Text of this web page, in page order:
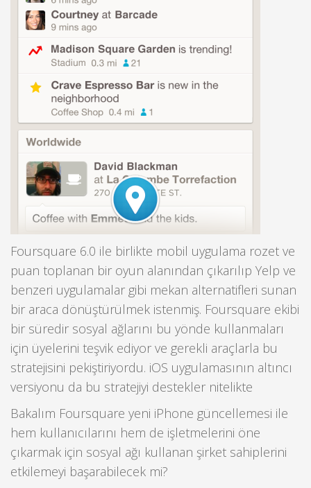
Foursquare 6.0 ile birlikte mobil uygulama rozet ve
puan toplanan bir oyun alanından çıkarılıp Yelp ve
benzeri uygulamalar gibi mekan alternatifleri sunan
bir araca dönüştürülmek istenmiş. Foursquare ekibi
bir süredir sosyal ağlarını bu yönde kullanmaları
için üyelerini teşvik ediyor ve gerekli araçlarla bu
stratejisini pekiştiriyordu. iOS uygulamasının altıncı
versiyonu da bu stratejiyi destekler nitelikte
Bakalım Foursquare yeni iPhone güncellemesi ile
hem kullanıcılarını hem de işletmelerini öne
çıkarmak için sosyal ağı kullanan şirket sahiplerini
etkilemeyi başarabilecek mi?